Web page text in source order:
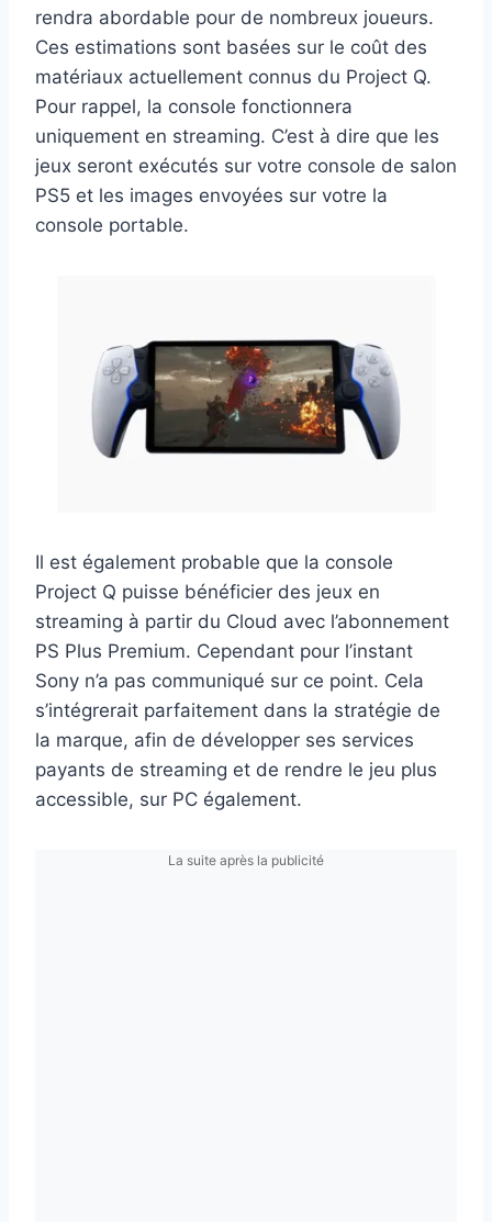
rendra abordable pour de nombreux joueurs.
Ces estimations sont basées sur le coût des
matériaux actuellement connus du Project Q.
Pour rappel, la console fonctionnera
uniquement en streaming. C’est à dire que les
jeux seront exécutés sur votre console de salon
PS5 et les images envoyées sur votre la
console portable.
Il est également probable que la console
Project Q puisse bénéficier des jeux en
streaming à partir du Cloud avec l’abonnement
PS Plus Premium. Cependant pour l’instant
Sony n’a pas communiqué sur ce point. Cela
s’intégrerait parfaitement dans la stratégie de
la marque, afin de développer ses services
payants de streaming et de rendre le jeu plus
accessible, sur PC également.
La suite après la publicité